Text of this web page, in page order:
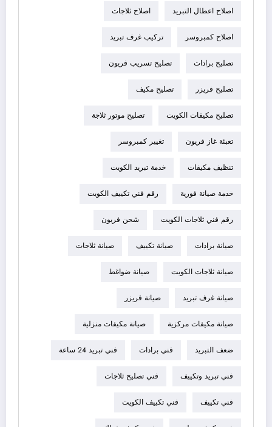
اصلاح اعطال التبريد اصلاح ثلاجات
اصلاح كمبروسر تركيب غرف تبريد
تصليح برادات تصليح تسريب فريون
تصليح فريزر تصليح مكيف
تصليح مكيفات الكويت تصليح موتور ثلاجة
تعبئة غاز فريون تغيير كمبروسر
تنظيف مكيفات خدمة تبريد الكويت
خدمة صيانة فورية رقم فني تكييف الكويت
رقم فني ثلاجات الكويت شحن فريون
صيانة برادات صيانة تكييف صيانة ثلاجات
صيانة ثلاجات الكويت صيانة ضواغط
صيانة غرف تبريد صيانة فريزر
صيانة مكيفات مركزية صيانة مكيفات منزلية
ضعف التبريد فني برادات فني تبريد 24 ساعة
فني تبريد وتكييف فني تصليح ثلاجات
فني تكييف فني تكييف الكويت